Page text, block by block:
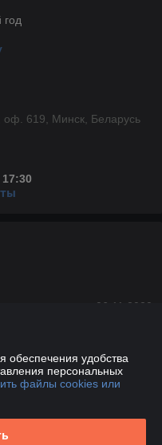
год
оф. 619, Минск, Беларусь
06.11.2020
и вовремя. Я
06.11.2020
удобства
персональных
файлы cookies или